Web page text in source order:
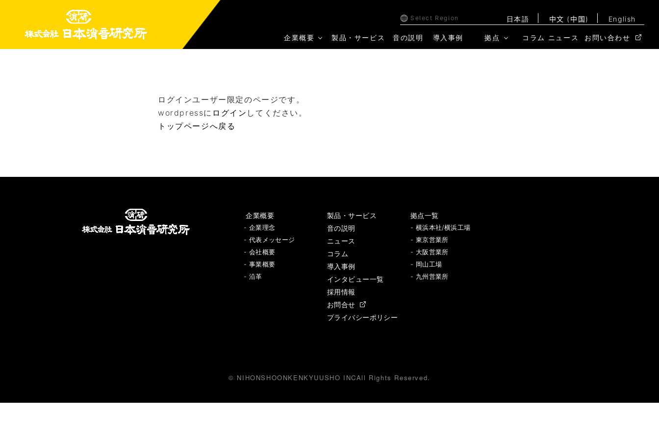
Select Region 日本語 中文 (中国) English
企業概要 製品・サービス 音の説明 導入事例 拠点 コラム ニュース お問い合わせ
ログインユーザー限定のページです。
wordpressに ログイン してください。
トップページへ戻る
企業概要
- 企業理念
- 代表メッセージ
- 会社概要
- 事業概要
- 沿革
製品・サービス
音の説明
ニュース
コラム
導入事例
インタビュー一覧
採用情報
お問合せ
プライバシーポリシー
拠点一覧
- 横浜本社/横浜工場
- 東京営業所
- 大阪営業所
- 岡山工場
- 九州営業所
© NIHONSHOONKENKYUUSHO INCAll Rights Reserved.